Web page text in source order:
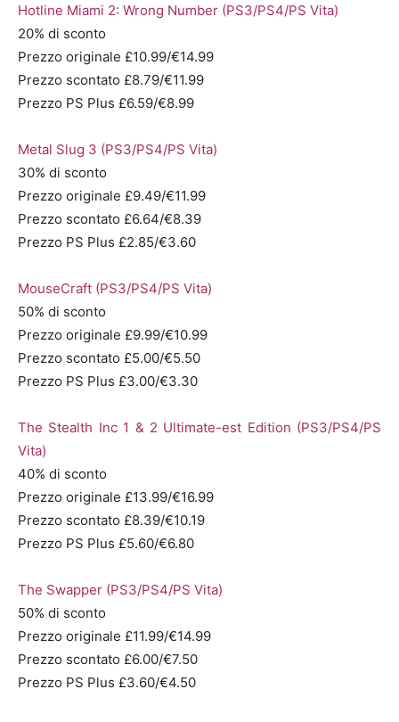
Hotline Miami 2: Wrong Number (PS3/PS4/PS Vita)
20% di sconto
Prezzo originale £10.99/€14.99
Prezzo scontato £8.79/€11.99
Prezzo PS Plus £6.59/€8.99
Metal Slug 3 (PS3/PS4/PS Vita)
30% di sconto
Prezzo originale £9.49/€11.99
Prezzo scontato £6.64/€8.39
Prezzo PS Plus £2.85/€3.60
MouseCraft (PS3/PS4/PS Vita)
50% di sconto
Prezzo originale £9.99/€10.99
Prezzo scontato £5.00/€5.50
Prezzo PS Plus £3.00/€3.30
The Stealth Inc 1 & 2 Ultimate-est Edition (PS3/PS4/PS
Vita)
40% di sconto
Prezzo originale £13.99/€16.99
Prezzo scontato £8.39/€10.19
Prezzo PS Plus £5.60/€6.80
The Swapper (PS3/PS4/PS Vita)
50% di sconto
Prezzo originale £11.99/€14.99
Prezzo scontato £6.00/€7.50
Prezzo PS Plus £3.60/€4.50